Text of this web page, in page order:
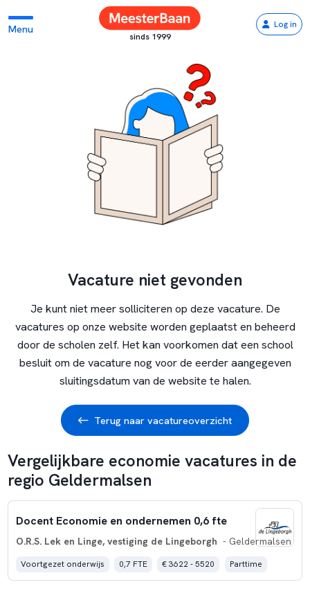
Menu
sinds 1999
Log in
Vacature niet gevonden
Je kunt niet meer solliciteren op deze vacature. De
vacatures op onze website worden geplaatst en beheerd
door de scholen zelf. Het kan voorkomen dat een school
besluit om de vacature nog voor de eerder aangegeven
sluitingsdatum van de website te halen.
Terug naar vacatureoverzicht
Vergelijkbare economie vacatures in de
regio Geldermalsen
Docent Economie en ondernemen 0,6 fte
O.R.S. Lek en Linge, vestiging de Lingeborgh - Geldermalsen
Voortgezet onderwijs 0,7 FTE € 3622 - 5520 Parttime